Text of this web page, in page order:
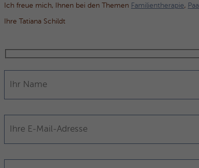
Ich freue mich, Ihnen bei den Themen Familientherapie,
Ihre Tatiana Schildt